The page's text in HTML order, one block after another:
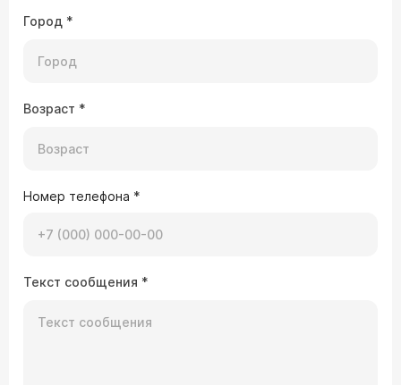
Город *
Возраст *
Номер телефона *
Текст сообщения *